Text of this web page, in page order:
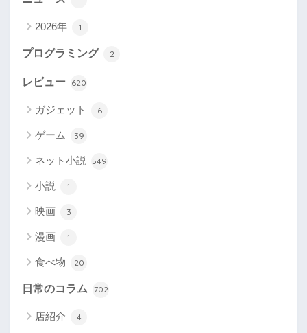
2026年 1
プログラミング 2
レビュー 620
ガジェット 6
ゲーム 39
ネット小説 549
小説 1
映画 3
漫画 1
食べ物 20
日常のコラム 702
店紹介 4